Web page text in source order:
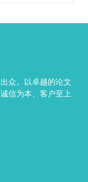
众。以卓越的论文
信为本、客户至上